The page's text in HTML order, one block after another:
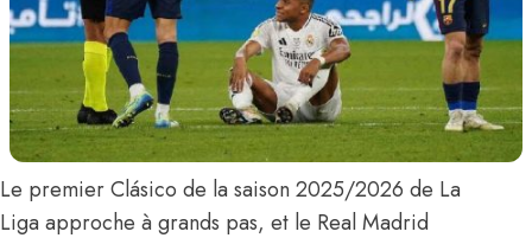
Le premier Clásico de la saison 2025/2026 de La
Liga approche à grands pas, et le Real Madrid